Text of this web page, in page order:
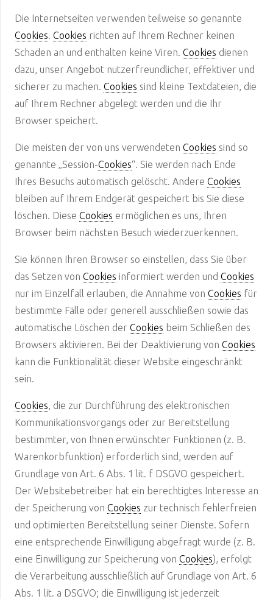
Die Internetseiten verwenden teilweise so genannte
Cookies. Cookies richten auf Ihrem Rechner keinen
Schaden an und enthalten keine Viren. Cookies dienen
dazu, unser Angebot nutzerfreundlicher, effektiver und
sicherer zu machen. Cookies sind kleine Textdateien, die
auf Ihrem Rechner abgelegt werden und die Ihr
Browser speichert.
Die meisten der von uns verwendeten Cookies sind so
genannte „Session-Cookies“. Sie werden nach Ende
Ihres Besuchs automatisch gelöscht. Andere Cookies
bleiben auf Ihrem Endgerät gespeichert bis Sie diese
löschen. Diese Cookies ermöglichen es uns, Ihren
Browser beim nächsten Besuch wiederzuerkennen.
Sie können Ihren Browser so einstellen, dass Sie über
das Setzen von Cookies informiert werden und Cookies
nur im Einzelfall erlauben, die Annahme von Cookies für
bestimmte Fälle oder generell ausschließen sowie das
automatische Löschen der Cookies beim Schließen des
Browsers aktivieren. Bei der Deaktivierung von Cookies
kann die Funktionalität dieser Website eingeschränkt
sein.
Cookies, die zur Durchführung des elektronischen
Kommunikationsvorgangs oder zur Bereitstellung
bestimmter, von Ihnen erwünschter Funktionen (z. B.
Warenkorbfunktion) erforderlich sind, werden auf
Grundlage von Art. 6 Abs. 1 lit. f DSGVO gespeichert.
Der Websitebetreiber hat ein berechtigtes Interesse an
der Speicherung von Cookies zur technisch fehlerfreien
und optimierten Bereitstellung seiner Dienste. Sofern
eine entsprechende Einwilligung abgefragt wurde (z. B.
eine Einwilligung zur Speicherung von Cookies), erfolgt
die Verarbeitung ausschließlich auf Grundlage von Art. 6
Abs. 1 lit. a DSGVO; die Einwilligung ist jederzeit